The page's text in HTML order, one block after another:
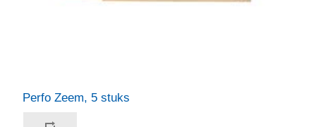
Perfo Zeem, 5 stuks